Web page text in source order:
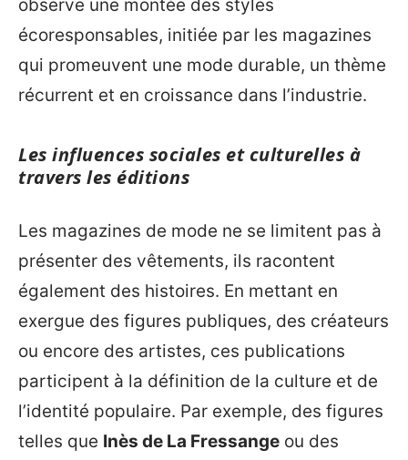
observe une montée des styles
écoresponsables, initiée par les magazines
qui promeuvent une mode durable, un thème
récurrent et en croissance dans l’industrie.
Les influences sociales et culturelles à
travers les éditions
Les magazines de mode ne se limitent pas à
présenter des vêtements, ils racontent
également des histoires. En mettant en
exergue des figures publiques, des créateurs
ou encore des artistes, ces publications
participent à la définition de la culture et de
l’identité populaire. Par exemple, des figures
telles que Inès de La Fressange ou des